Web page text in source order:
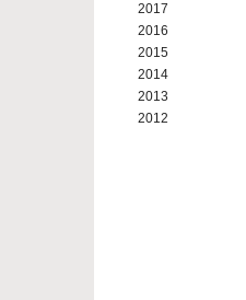
2017
2016
2015
2014
2013
2012